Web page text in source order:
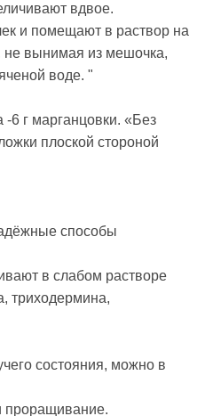
вдвое.
и помещают в раствор на
не вынимая из мешочка,
воде. "
-6 г марганцовки. «Без
плоской стороной
способы
в слабом растворе
триходермина,
состояния, можно в
проращивание.